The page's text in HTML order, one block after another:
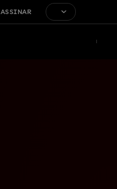
ASSINAR